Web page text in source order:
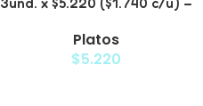
Diseño Manzana
Platos
$5.220